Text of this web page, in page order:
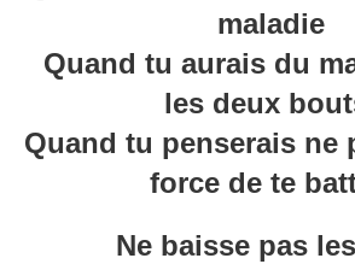
maladie
Quand tu aurais du
les deux
Quand tu penserais ne
force de te
Ne baisse pas